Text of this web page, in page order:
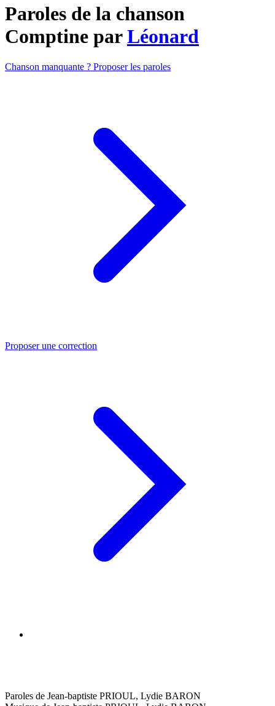
Paroles de la chanson
Comptine parLéonard
Chanson manquante ? Proposer les paroles
Proposer une correction
Paroles de Jean-baptiste PRIOUL, Lydie BARON